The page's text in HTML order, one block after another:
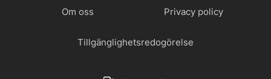
Om oss Privacy policy
Tillgänglighetsredogörelse